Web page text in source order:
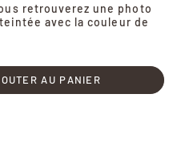
retrouverez une photo
avec la couleur de
AU PANIER